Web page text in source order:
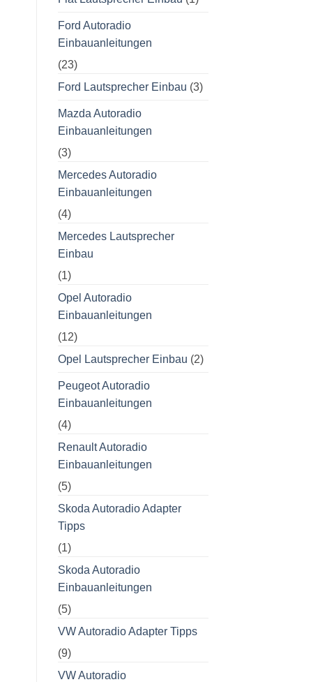
Ford Autoradio
Einbauanleitungen
(23)
Ford Lautsprecher Einbau (3)
Mazda Autoradio
Einbauanleitungen
(3)
Mercedes Autoradio
Einbauanleitungen
(4)
Mercedes Lautsprecher
Einbau
(1)
Opel Autoradio
Einbauanleitungen
(12)
Opel Lautsprecher Einbau (2)
Peugeot Autoradio
Einbauanleitungen
(4)
Renault Autoradio
Einbauanleitungen
(5)
Skoda Autoradio Adapter
Tipps
(1)
Skoda Autoradio
Einbauanleitungen
(5)
VW Autoradio Adapter Tipps
(9)
VW Autoradio